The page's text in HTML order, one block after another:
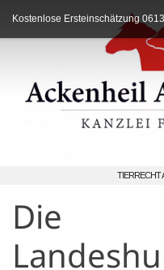
Kostenlose Ersteinschätzung
TIERRECHT
Die